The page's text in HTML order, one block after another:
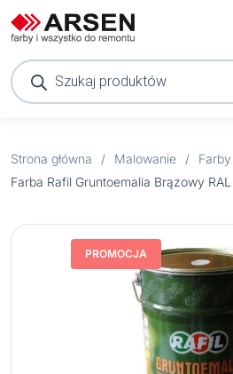
Wyszukiwarka
produktów
Strona główna / Malowanie /
PROMOCJA